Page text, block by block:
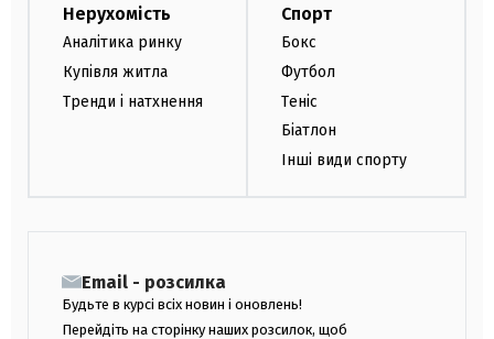
Нерухомість
Аналітика ринку
Купівля житла
Тренди і натхнення
Спорт
Бокс
Футбол
Теніс
Біатлон
Інші види спорту
Email - розсилка
Будьте в курсі всіх новин і оновлень!
Перейдіть на сторінку наших розсилок, щоб